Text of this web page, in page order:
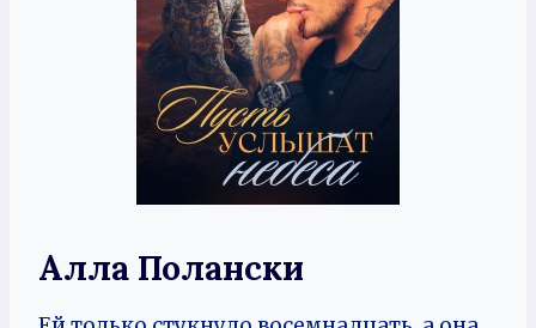
Алла Полански